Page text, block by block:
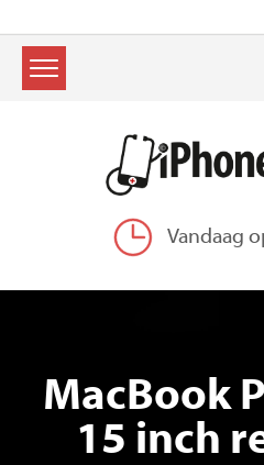
Vandaag
MacBook
15 inch